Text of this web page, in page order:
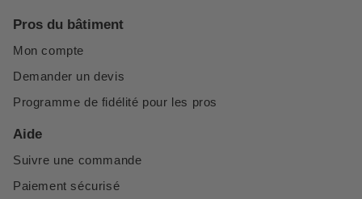
Pros du bâtiment
Mon compte
Demander un devis
Programme de fidélité pour les pros
Aide
Suivre une commande
Paiement sécurisé